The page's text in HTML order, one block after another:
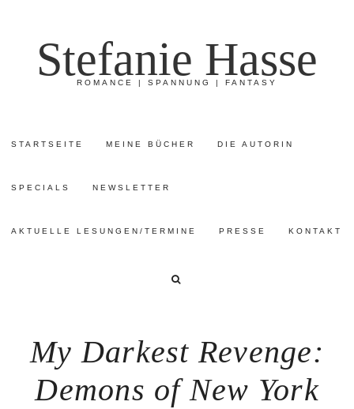
Stefanie Hasse
ROMANCE | SPANNUNG | FANTASY
STARTSEITE MEINE BÜCHER DIE AUTORIN
SPECIALS NEWSLETTER
AKTUELLE LESUNGEN/TERMINE PRESSE KONTAKT
My Darkest Revenge:
Demons of New York